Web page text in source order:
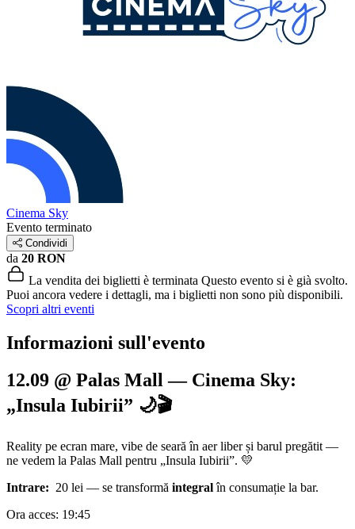
Cinema Sky
Evento terminato
Condividi
da 20 RON
La vendita dei biglietti è terminata Questo evento si è già svolto.
Puoi ancora vedere i dettagli, ma i biglietti non sono più disponibili.
Scopri altri eventi
Informazioni sull'evento
12.09 @ Palas Mall — Cinema Sky:
„Insula Iubirii” 🌙🎬
Reality pe ecran mare, vibe de seară în aer liber și barul pregătit —
ne vedem la Palas Mall pentru „Insula Iubirii”. 💛
Intrare: 20 lei — se transformă integralîn consumație la bar.
Ora acces: 19:45